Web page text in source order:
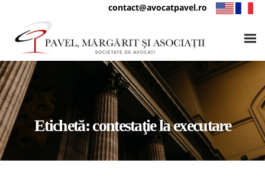
contact@avocatpavel.ro
Etichetă:contestaţie la executare